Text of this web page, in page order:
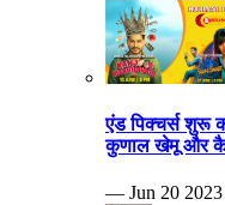
एंड पिक्चर्स शुरू
कुणाल खेमू और
— Jun 20 2023